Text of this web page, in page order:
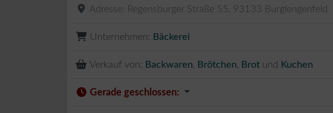
Adresse: Regensburger Straße 55 , 93133 Burglengenfeld
Unternehmen: Bäckerei
Verkauf von: Backwaren, Brötchen, Brot und Kuchen
Gerade geschlossen: